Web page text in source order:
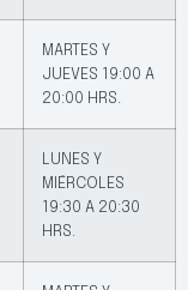
MARTES Y
JUEVES 19:00 A
20:00 HRS.
LUNES Y
MIÉRCOLES
19:30 A 20:30
HRS.